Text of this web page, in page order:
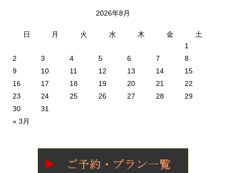
2026年8月
日 月 火 水 木 金 土
« 3月
1
2
3 4 5 6 7
8
9
10 11 12 13 14
15
16
17 18 19 20 21
22
23
24 25 26 27 28
29
30
31